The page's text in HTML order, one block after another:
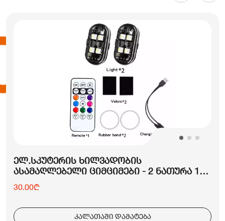
ᲔᲚ.ᲡᲙᲣᲢᲔᲠᲘᲡ ᲮᲘᲚᲕᲐᲓᲝᲑᲘᲡ
ᲐᲡᲐᲛᲐᲦᲚᲔᲑᲔᲚᲘ ᲪᲘᲛᲪᲘᲛᲔᲑᲘ - 2 ᲜᲐᲗᲣᲠᲐ 1
ᲞᲣᲚᲢᲘᲗ
30.00₾
კალათაში დამატება